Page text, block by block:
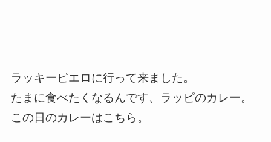
ラッキーピエロに行って来ました。
たまに食べたくなるんです、ラッピのカレー。
この日のカレーはこちら。